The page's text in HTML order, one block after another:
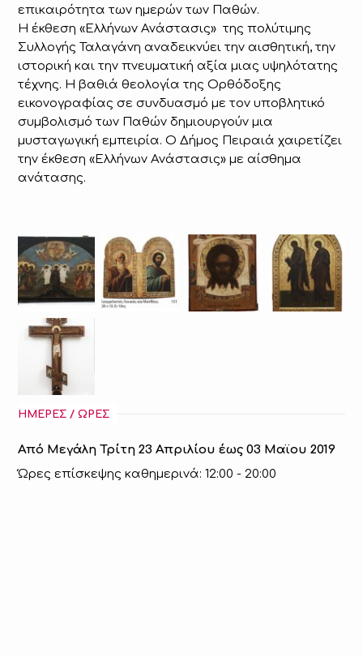
επικαιρότητα των ημερών των Παθών.
Η έκθεση «Ελλήνων Ανάστασις» της πολύτιμης
Συλλογής Ταλαγάνη αναδεικνύει την αισθητική, την
ιστορική και την πνευματική αξία μιας υψηλότατης
τέχνης. Η βαθιά θεολογία της Ορθόδοξης
εικονογραφίας σε συνδυασμό με τον υποβλητικό
συμβολισμό των Παθών δημιουργούν μια
μυσταγωγική εμπειρία. Ο Δήμος Πειραιά χαιρετίζει
την έκθεση «Ελλήνων Ανάστασις» με αίσθημα
ανάτασης.
ΗΜΕΡΕΣ / ΩΡΕΣ
Από Μεγάλη Τρίτη 23 Απριλίου έως 03 Μαϊου 2019
Ώρες επίσκεψης καθημερινά: 12:00 - 20:00